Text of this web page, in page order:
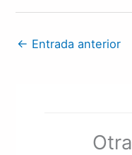
← Entrada anterior